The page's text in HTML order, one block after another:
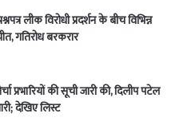
लीक विरोधी प्रदर्शन के बीच विभिन्न
गतिरोध बरकरार
प्रभारियों की सूची जारी की, दिलीप पटेल
देखिए लिस्ट